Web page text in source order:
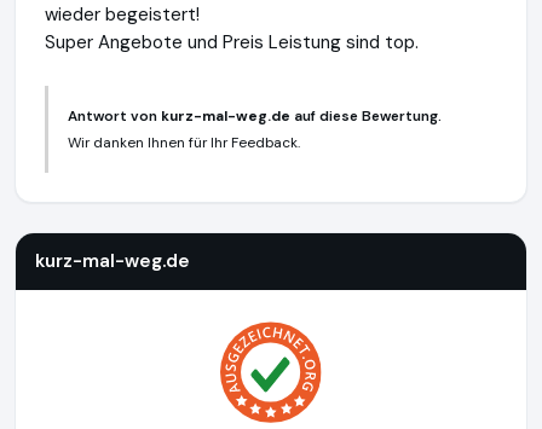
wieder begeistert!
Super Angebote und Preis Leistung sind top.
Antwort von kurz-mal-weg.de auf diese Bewertung.
Wir danken Ihnen für Ihr Feedback.
kurz-mal-weg.de